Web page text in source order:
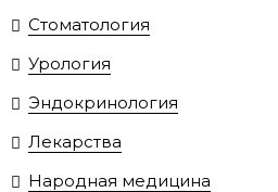
Стоматология
Урология
Эндокринология
Лекарства
Народная медицина